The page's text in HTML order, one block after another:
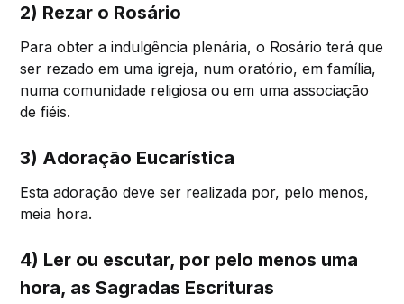
2) Rezar o Rosário
Para obter a indulgência plenária, o Rosário terá que
ser rezado em uma igreja, num oratório, em família,
numa comunidade religiosa ou em uma associação
de fiéis.
3) Adoração Eucarística
Esta adoração deve ser realizada por, pelo menos,
meia hora.
4) Ler ou escutar, por pelo menos uma
hora, as Sagradas Escrituras